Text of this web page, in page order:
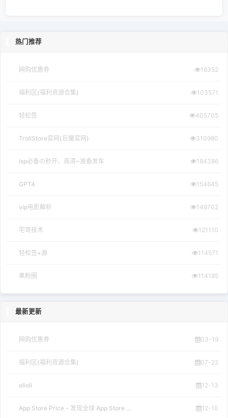
热门推荐
网购优惠券 18352
福利区(福利资源合集) 103571
轻松签 405705
TrollStore官网(巨魔官网) 310980
lsp必备の秒开、高清~准备发车 184386
GPT4 154645
vip电影解析 149702
宅哥技术 121110
轻松签+源 114571
果粉圈 114185
最新更新
网购优惠券 03-19
福利区(福利资源合集) 07-22
olioli 12-13
App Store Price - 发现全球 App Store ... 12-10